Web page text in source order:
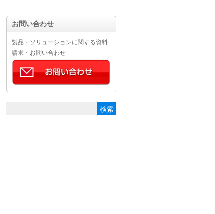
お問い合わせ
製品・ソリューションに関する資料
請求・お問い合わせ